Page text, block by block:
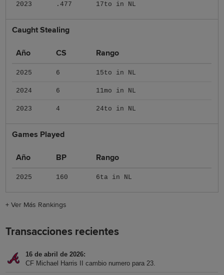
2023 .477 17to in NL
Caught Stealing
Año CS Rango
2025 6 15to in NL
2024 6 11mo in NL
2023 4 24to in NL
Games Played
Año BP Rango
2025 160 6ta in NL
+Ver Más Rankings
Transacciones recientes
16 de abril de 2026
CF Michael Harris II cambio numero para 23.